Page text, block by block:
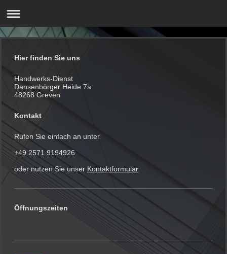
Hier finden Sie uns
Handwerks-Dienst
Dansenbörger Heide 7a
48268 Greven
Kontakt
Rufen Sie einfach an unter
+49 2571 9194926
oder nutzen Sie unser Kontaktformular.
Öffnungszeiten